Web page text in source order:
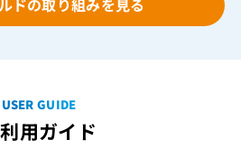
USER GUIDE
用ガイド